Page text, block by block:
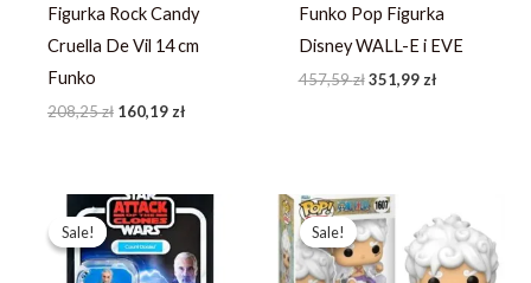
Figurka Rock Candy
Cruella De Vil 14 cm
Funko
208,25zł 160,19zł
Funko Pop Figurka
Disney WALL-E i EVE
457,59zł 351,99zł
Sale!
Sale!
Pierwotna
cena
wynosiła:
123,19 zł.
Aktualna
cena
87,99 zł.
Sale!
Sale!
Pierwotna
cena
wynosiła:
246,73 zł.
cena
wynosi:
189,79 zł.